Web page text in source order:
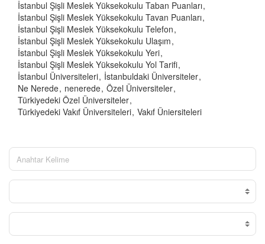
İstanbul Şişli Meslek Yüksekokulu Taban Puanları
İstanbul Şişli Meslek Yüksekokulu Tavan Puanları
İstanbul Şişli Meslek Yüksekokulu Telefon
İstanbul Şişli Meslek Yüksekokulu Ulaşım
İstanbul Şişli Meslek Yüksekokulu Yeri
İstanbul Şişli Meslek Yüksekokulu Yol Tarifi
İstanbul Üniversiteleri İstanbuldaki Üniversiteler
Ne Nerede nenerede Özel Üniversiteler
Türkiyedeki Özel Üniversiteler
Türkiyedeki Vakıf Üniversiteleri Vakıf Üniersiteleri